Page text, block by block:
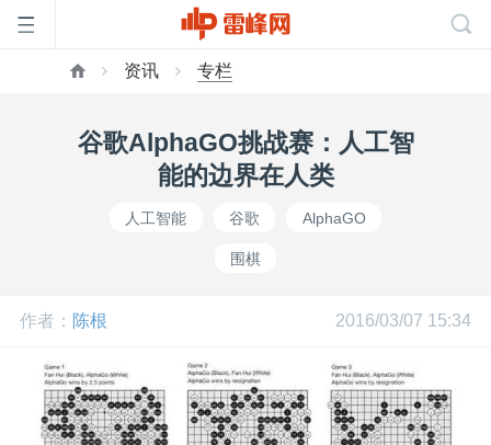
公
资讯 专栏
谷歌AlphaGO挑战赛：人工智
能的边界在人类
人工智能 谷歌 AlphaGO
围棋
作者： 陈根 2016/03/07 15:34